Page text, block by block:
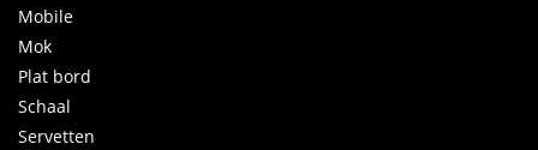
Mobile
Mok
Plat bord
Schaal
Servetten